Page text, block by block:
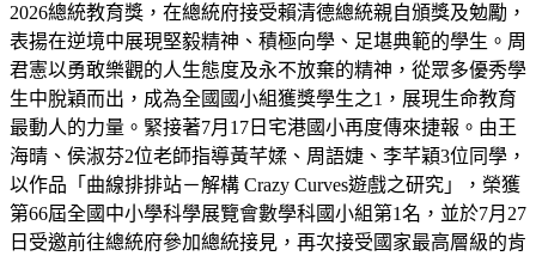
2026總統教育獎，在總統府接受賴清德總統親自頒獎及勉勵，
表揚在逆境中展現堅毅精神、積極向學、足堪典範的學生。周
君憲以勇敢樂觀的人生態度及永不放棄的精神，從眾多優秀學
生中脫穎而出，成為全國國小組獲獎學生之1，展現生命教育
最動人的力量。緊接著7月17日宅港國小再度傳來捷報。由王
海晴、侯淑芬2位老師指導黃芊媃、周語婕、李芊穎3位同學，
以作品「曲線排排站－解構 Crazy Curves遊戲之研究」，榮獲
第66屆全國中小學科學展覽會數學科國小組第1名，並於7月27
日受邀前往總統府參加總統接見，再次接受國家最高層級的肯